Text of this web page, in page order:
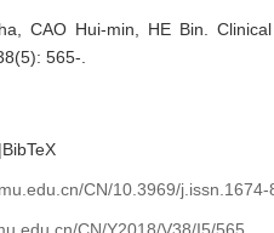
CAO Hui-min, HE Bin.
565-.
|BibTeX
CN/10.3969/